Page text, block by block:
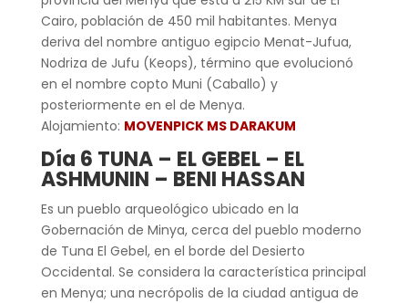
Cairo, población de 450 mil habitantes. Menya
deriva del nombre antiguo egipcio Menat-Jufua,
Nodriza de Jufu (Keops), término que evolucionó
en el nombre copto Muni (Caballo) y
posteriormente en el de Menya.
Alojamiento: MOVENPICK MS DARAKUM
Día 6 TUNA – EL GEBEL – EL
ASHMUNIN – BENI HASSAN
Es un pueblo arqueológico ubicado en la
Gobernación de Minya, cerca del pueblo moderno
de Tuna El Gebel, en el borde del Desierto
Occidental. Se considera la característica principal
en Menya; una necrópolis de la ciudad antigua de